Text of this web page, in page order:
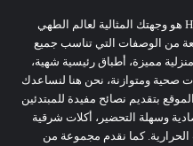
موقع مطبخ وصفات بيتىHome Tastey هو وجهتك المثالية لعالم الطهي
من الوصفات التي تناسب جميع
مميزة، أطباق رئيسية شهية،
صحية ومتوازنة، نحن هنا لنساعدك
بتقديم نصائح مفيدة للمبتدئين
وسهلة التحضير، أكلات شرقية
كما نقدم مجموعة من